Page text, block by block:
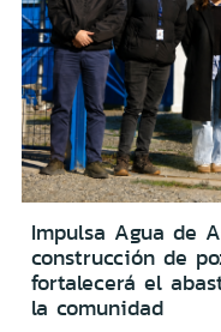
Impulsa Agua de
construcción de
fortalecerá el
la comunidad